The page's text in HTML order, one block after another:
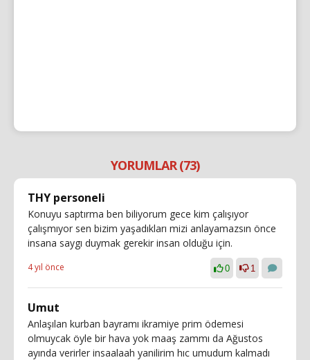
YORUMLAR (73)
THY personeli
Konuyu saptırma ben biliyorum gece kim çalışıyor
çalışmıyor sen bizim yaşadıkları mizi anlayamazsın önce
insana saygı duymak gerekir insan olduğu için.
4 yıl önce 0 1
Umut
Anlaşılan kurban bayramı ikramiye prim ödemesi
olmuycak öyle bir hava yok maaş zammı da Ağustos
ayında verirler insaalaah yanilirim hıc umudum kalmadı